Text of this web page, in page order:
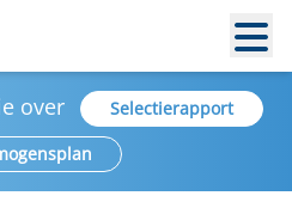
over
Selectierapport